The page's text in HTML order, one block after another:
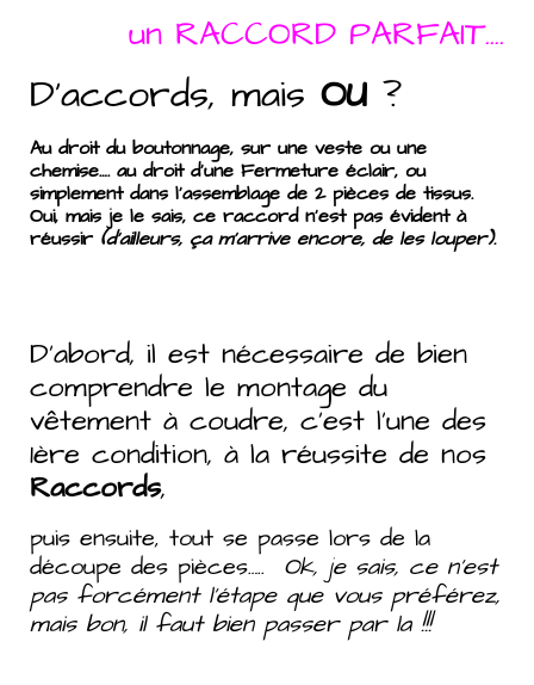
un RACCORD PARFAIT….
D’accords, mais OU ?
Au droit du boutonnage, sur une veste ou une
chemise…. au droit d’une Fermeture éclair, ou
simplement dans l’assemblage de 2 pièces de tissus.
Oui, mais je le sais, ce raccord n’est pas évident à
réussir (d’ailleurs, ça m’arrive encore, de les louper).
D’abord, il est nécessaire de bien
comprendre le montage du
vêtement à coudre, c’est l’une des
1ère condition, à la réussite de nos
Raccords,
puis ensuite, tout se passe lors de la
découpe des pièces….. Ok, je sais, ce n’est
pas forcément l’étape que vous préférez,
mais bon, il faut bien passer par la !!!